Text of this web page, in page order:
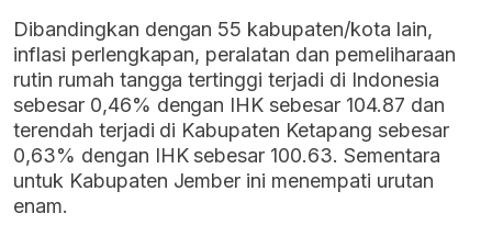
Dibandingkan dengan 55 kabupaten/kota lain,
inflasi perlengkapan, peralatan dan pemeliharaan
rutin rumah tangga tertinggi terjadi di Indonesia
sebesar 0,46% dengan IHK sebesar 104.87 dan
terendah terjadi di Kabupaten Ketapang sebesar
0,63% dengan IHK sebesar 100.63. Sementara
untuk Kabupaten Jember ini menempati urutan
enam.